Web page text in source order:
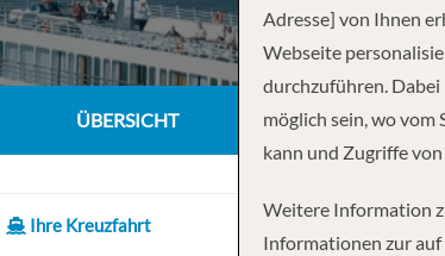
ÜBERSICHT
Ihre Kreuzfahrt
Adresse] von Ihnen
Webseite
durchzuführen.
möglich sein, wo
kann und Zugriffe
Weitere Information
Informationen zur